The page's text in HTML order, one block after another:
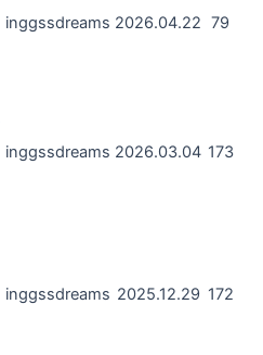
inggssdreams 2026.04.22 79
inggssdreams 2026.03.04 173
inggssdreams 2025.12.29 172